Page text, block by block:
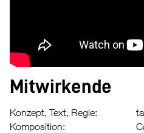
Mitwirkende
Konzept, Text, Regie:
Komposition: